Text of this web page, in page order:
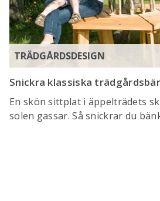
TRÄDGÅRDSDESIGN
Snickra klassiska
En skön sittplat i äppelträdets
solen gassar. Så snickrar du